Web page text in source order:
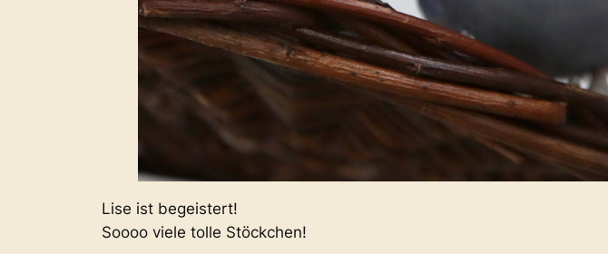
Lise ist begeistert!
Soooo viele tolle Stöckchen!